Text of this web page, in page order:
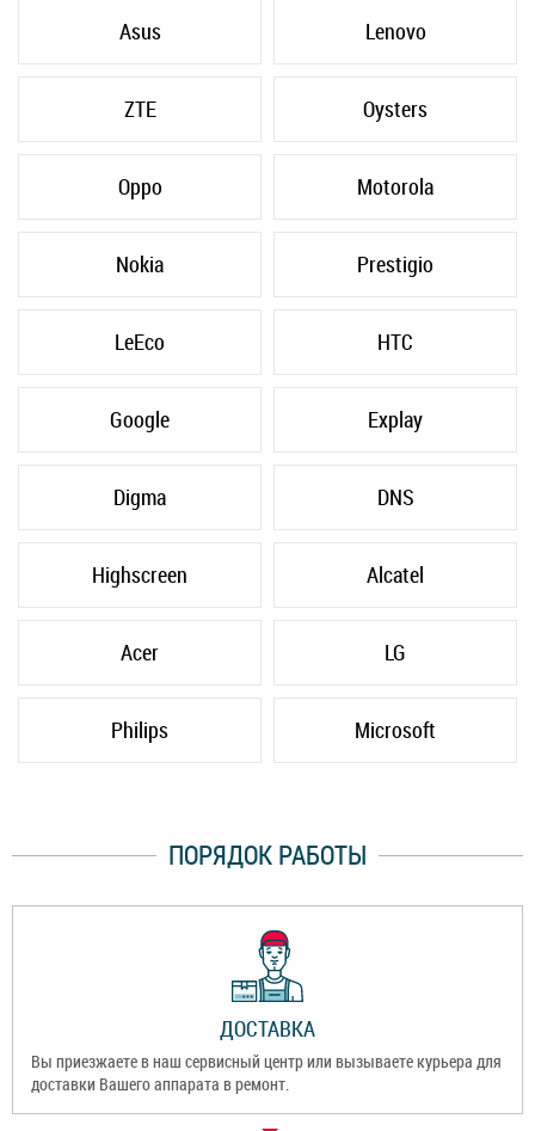
Asus Lenovo
ZTE Oysters
Oppo Motorola
Nokia Prestigio
LeEco HTC
Google Explay
Digma DNS
Highscreen Alcatel
Acer LG
Philips Microsoft
ПОРЯДОК РАБОТЫ
ДОСТАВКА
Вы приезжаете в наш сервисный центр или вызываете курьера для
доставки Вашего аппарата в ремонт.